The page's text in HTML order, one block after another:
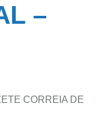
–
CORREIA DE